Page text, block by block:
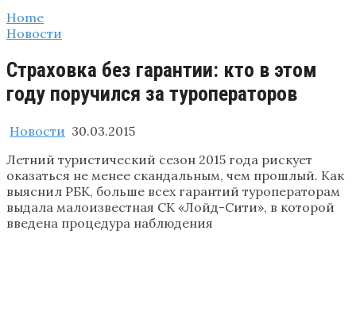
Home
Новости
Страховка без гарантии: кто в этом
году поручился за туроператоров
Новости 30.03.2015
Летний туристический сезон 2015 года рискует
оказаться не менее скандальным, чем прошлый. Как
выяснил РБК, больше всех гарантий туроператорам
выдала малоизвестная СК «Лойд-Сити», в которой
введена процедура наблюдения